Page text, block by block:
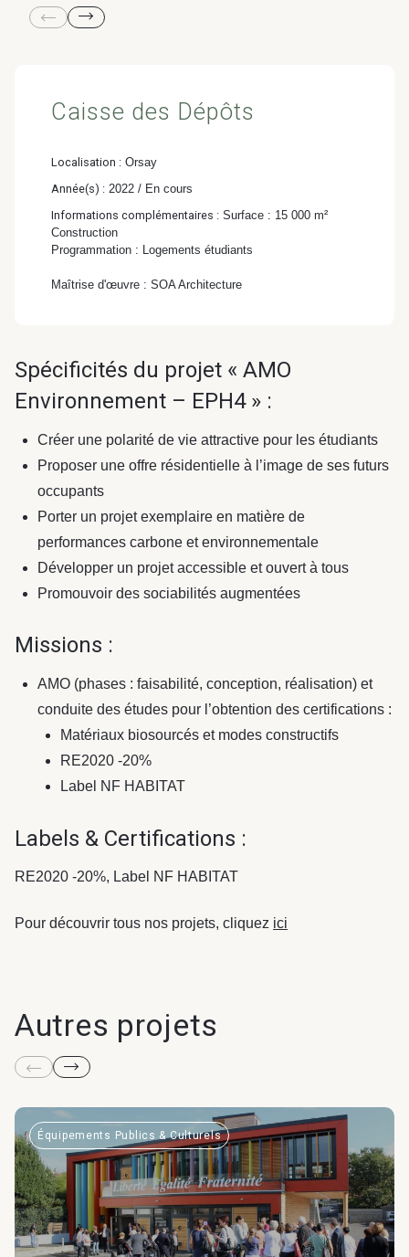
& Transition
Gondwana –
Biodiversité & Génie
écologique
Quartier
Pharmaceutique
Caisse des Dépôts
Localisation : Orsay
Année(s) : 2022 / En cours
Informations complémentaires : Surface : 15 000 m²
Construction
Programmation : Logements étudiants
Maîtrise d'œuvre : SOA Architecture
Spécificités du projet « AMO
Environnement – EPH4 » :
Créer une polarité de vie attractive pour les étudiants
Proposer une offre résidentielle à l’image de ses futurs
occupants
Porter un projet exemplaire en matière de
performances carbone et environnementale
Développer un projet accessible et ouvert à tous
Promouvoir des sociabilités augmentées
Missions :
AMO (phases : faisabilité, conception, réalisation) et
conduite des études pour l’obtention des certifications :
Matériaux biosourcés et modes constructifs
RE2020 -20%
Label NF HABITAT
Labels & Certifications :
RE2020 -20%, Label NF HABITAT
Pour découvrir tous nos projets, cliquez ici
Autres projets
Équipements Publics & Culturels